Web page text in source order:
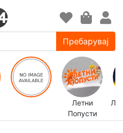
Пребарувај
Летни
Попусти